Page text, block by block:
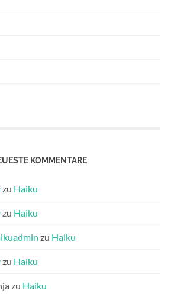
KOMMENTARE
zu Haiku
zu Haiku
zu Haiku
zu Haiku
zu Haiku